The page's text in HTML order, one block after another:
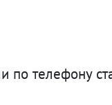
по телефону